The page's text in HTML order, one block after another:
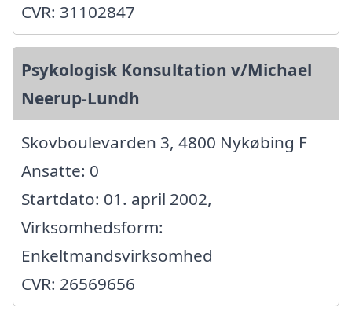
CVR: 31102847
Psykologisk Konsultation v/Michael
Neerup-Lundh
Skovboulevarden 3, 4800 Nykøbing F
Ansatte: 0
Startdato: 01. april 2002,
Virksomhedsform:
Enkeltmandsvirksomhed
CVR: 26569656